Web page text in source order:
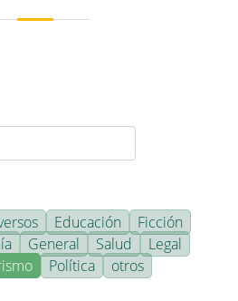
Educación
Ficción
General Salud
Legal
Política otros